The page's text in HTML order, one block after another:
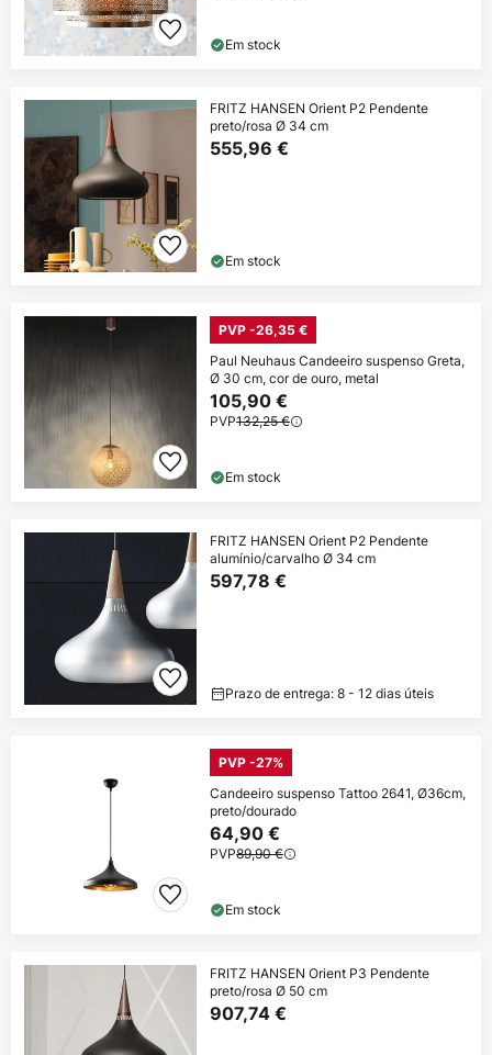
Em stock
FRITZ HANSEN Orient P2 Pendente
preto/rosa Ø 34 cm
555,96 €
Em stock
PVP -26,35 €
Paul Neuhaus Candeeiro suspenso Greta,
Ø 30 cm, cor de ouro, metal
105,90 €
PVP132,25 €
Em stock
FRITZ HANSEN Orient P2 Pendente
alumínio/carvalho Ø 34 cm
597,78 €
Prazo de entrega: 8 - 12 dias úteis
PVP -27%
Candeeiro suspenso Tattoo 2641, Ø36cm,
preto/dourado
64,90 €
PVP89,90 €
Em stock
FRITZ HANSEN Orient P3 Pendente
preto/rosa Ø 50 cm
907,74 €